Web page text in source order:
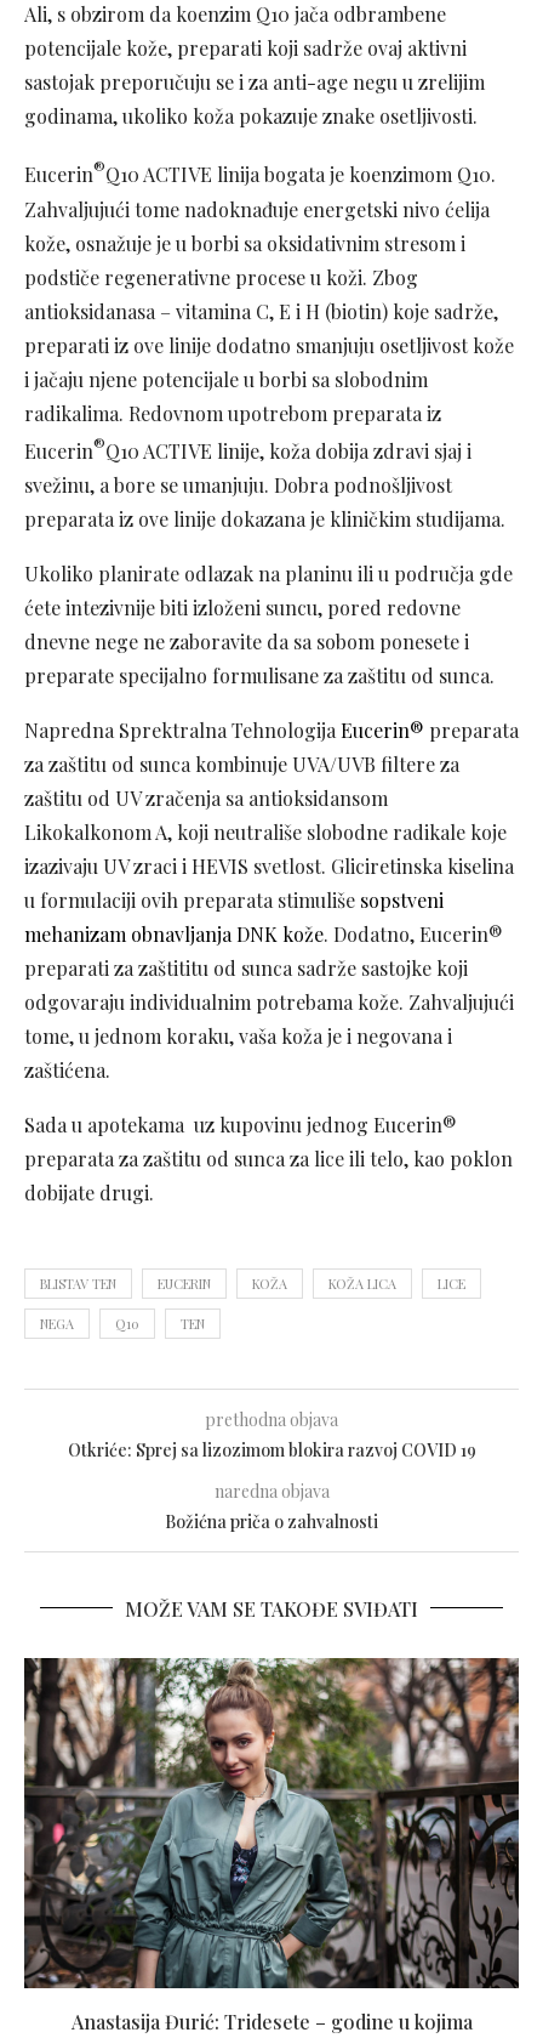
Ali, s obzirom da koenzim Q10 jača odbrambene
potencijale kože, preparati koji sadrže ovaj aktivni
sastojak preporučuju se i za anti-age negu u zrelijim
godinama, ukoliko koža pokazuje znake osetljivosti.
Eucerin®Q10 ACTIVE linija bogata je koenzimom Q10.
Zahvaljujući tome nadoknađuje energetski nivo ćelija
kože, osnažuje je u borbi sa oksidativnim stresom i
podstiče regenerativne procese u koži. Zbog
antioksidanasa – vitamina C, E i H (biotin) koje sadrže,
preparati iz ove linije dodatno smanjuju osetljivost kože
i jačaju njene potencijale u borbi sa slobodnim
radikalima. Redovnom upotrebom preparata iz
Eucerin®Q10 ACTIVE linije, koža dobija zdravi sjaj i
svežinu, a bore se umanjuju. Dobra podnošljivost
preparata iz ove linije dokazana je kliničkim studijama.
Ukoliko planirate odlazak na planinu ili u područja gde
ćete intezivnije biti izloženi suncu, pored redovne
dnevne nege ne zaboravite da sa sobom ponesete i
preparate specijalno formulisane za zaštitu od sunca.
Napredna Sprektralna Tehnologija Eucerin® preparata
za zaštitu od sunca kombinuje UVA/UVB filtere za
zaštitu od UV zračenja sa antioksidansom
Likokalkonom A, koji neutrališe slobodne radikale koje
izazivaju UV zraci i HEVIS svetlost. Gliciretinska kiselina
u formulaciji ovih preparata stimuliše sopstveni
mehanizam obnavljanja DNK kože. Dodatno, Eucerin®
preparati za zaštititu od sunca sadrže sastojke koji
odgovaraju individualnim potrebama kože. Zahvaljujući
tome, u jednom koraku, vaša koža je i negovana i
zaštićena.
Sada u apotekama uz kupovinu jednog Eucerin®
preparata za zaštitu od sunca za lice ili telo, kao poklon
dobijate drugi.
BLISTAV TEN EUCERIN KOŽA KOŽA LICA LICE
NEGA Q10 TEN
prethodna objava
Otkriće: Sprej sa lizozimom blokira razvoj COVID 19
naredna objava
Božićna priča o zahvalnosti
MOŽE VAM SE TAKOĐE SVIĐATI
Anastasija Đurić: Tridesete – godine u kojima